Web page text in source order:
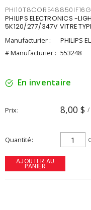
PHILIPS ELECTRONICS -
5K120/277/347V VITRE
Manufacturier :
PHILIPS
# Manufacturier : 553248
En inventaire
Prix 8,00 $ /
Quantité
AJOUTER AU
PANIER